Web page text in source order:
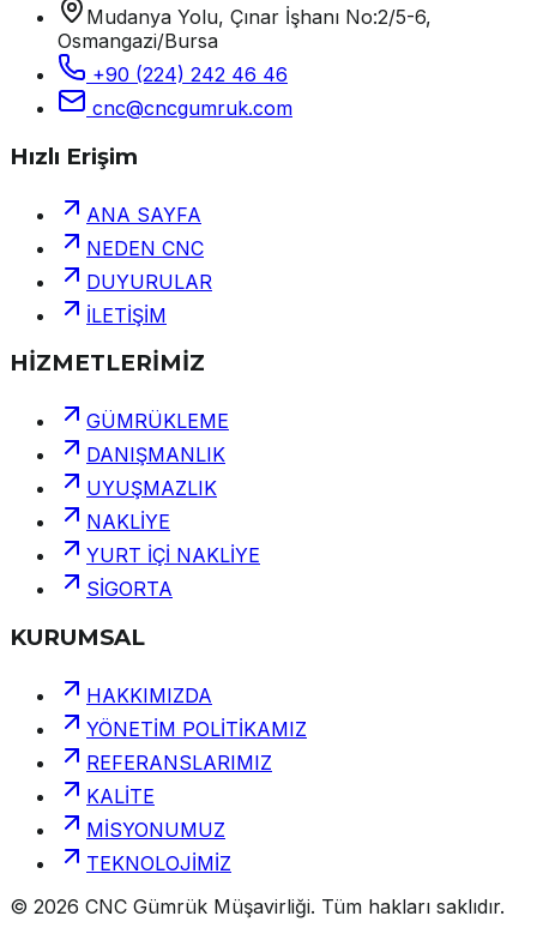
Mudanya Yolu, Çınar İşhanı No:2/5-6,
Osmangazi/Bursa
+90 (224) 242 46 46
cnc@cncgumruk.com
Hızlı Erişim
ANA SAYFA
NEDEN CNC
DUYURULAR
İLETİŞİM
HİZMETLERİMİZ
GÜMRÜKLEME
DANIŞMANLIK
UYUŞMAZLIK
NAKLİYE
YURT İÇİ NAKLİYE
SİGORTA
KURUMSAL
HAKKIMIZDA
YÖNETİM POLİTİKAMIZ
REFERANSLARIMIZ
KALİTE
MİSYONUMUZ
TEKNOLOJİMİZ
© 2026 CNC Gümrük Müşavirliği. Tüm hakları saklıdır.